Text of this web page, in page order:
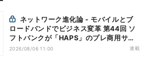
ロードバンドでビジネス変革 第44回 ソ
フトバンクが「HAPS」のプレ商用サー
ビス開始を表明、本格的な商用展開のめ
2026/08/06 11:00 連載